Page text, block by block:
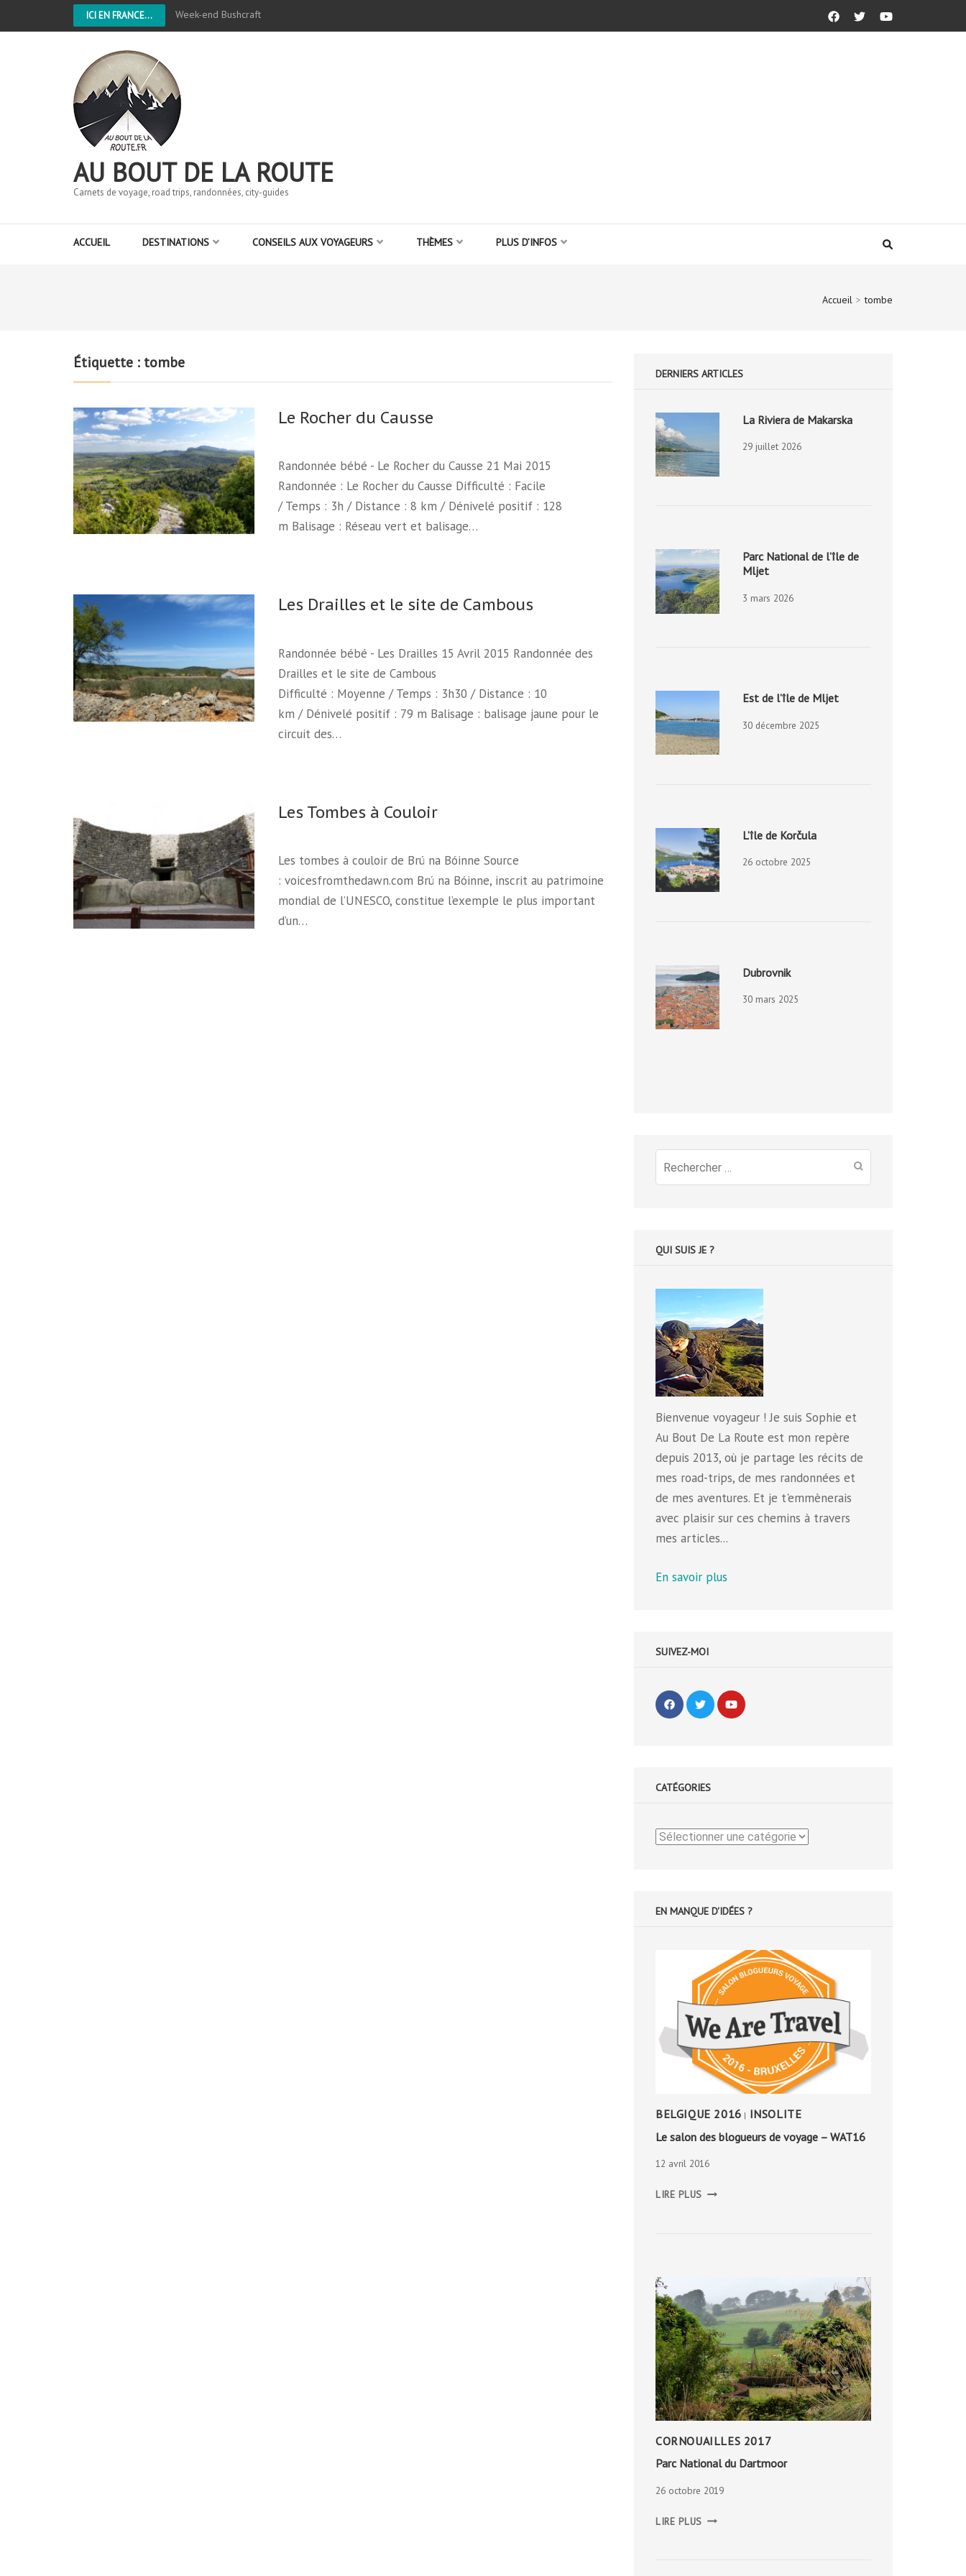
ICI EN FRANCE... Week-end Bushcraft
AU BOUT DE LA ROUTE
Carnets de voyage, road trips, randonnées, city-guides
ACCUEIL DESTINATIONS CONSEILS AUX VOYAGEURS THÈMES PLUS D’INFOS
Accueil > tombe
Étiquette : tombe
Le Rocher du Causse
Randonnée bébé - Le Rocher du Causse 21 Mai 2015
Randonnée : Le Rocher du Causse Difficulté : Facile
/ Temps : 3h / Distance : 8 km / Dénivelé positif : 128
m Balisage : Réseau vert et balisage…
Les Drailles et le site de Cambous
Randonnée bébé - Les Drailles 15 Avril 2015 Randonnée des
Drailles et le site de Cambous
Difficulté : Moyenne / Temps : 3h30 / Distance : 10
km / Dénivelé positif : 79 m Balisage : balisage jaune pour le
circuit des…
Les Tombes à Couloir
Les tombes à couloir de Brú na Bóinne Source
: voicesfromthedawn.com Brú na Bóinne, inscrit au patrimoine
mondial de l’UNESCO, constitue l’exemple le plus important
d’un…
DERNIERS ARTICLES
La Riviera de Makarska
29 juillet 2026
Parc National de l’île de
Mljet
3 mars 2026
Est de l’île de Mljet
30 décembre 2025
L’île de Korčula
26 octobre 2025
Dubrovnik
30 mars 2025
Recherche
pour
QUI SUIS JE ?
Bienvenue voyageur ! Je suis Sophie et
Au Bout De La Route est mon repère
depuis 2013, où je partage les récits de
mes road-trips, de mes randonnées et
de mes aventures. Et je t'emmènerais
avec plaisir sur ces chemins à travers
mes articles...
En savoir plus
SUIVEZ-MOI
CATÉGORIES
Catégories
EN MANQUE D'IDÉES ?
BELGIQUE 2016 | INSOLITE
Le salon des blogueurs de voyage – WAT16
12 avril 2016
LIRE PLUS SALON
CORNOUAILLES 2017
Parc National du Dartmoor
26 octobre 2019
LIRE PLUS NATIONAL